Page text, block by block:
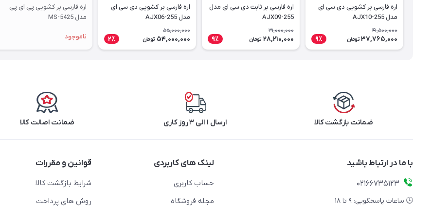
اره فارسی بر کشویی دی سی ای
مدل AJX10-255
41,500,000
37,765,000 تومان 9٪
اره فارسی بر ثابت دی سی ای مدل
AJX09-255
31,000,000
28,210,000 تومان 9٪
اره فارسی بر کشویی دی سی ای
مدل AJX06-255
55,000,000
54,000,000 تومان 2٪
اره فارسی بر کشویی پی ای پی
مدل MS-5425
ناموجود
ضمانت بازگشت کالا ارسال ۱ الی ۳ روز کاری ضمانت اصالت کالا
با ما در ارتباط باشید
02166735123
🕒 ساعات پاسخگویی: ۹ تا ۱۸
لینک های کاربردی
حساب کاربری
مجله فروشگاه
قوانین و مقررات
شرایط بازگشت کالا
روش های پرداخت